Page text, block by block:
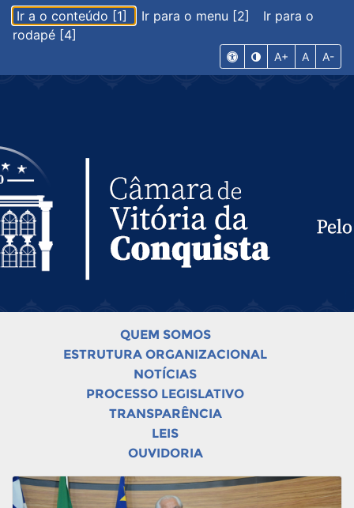
Ir a o conteúdo [1] Ir para o menu [2]
Ir para o
rodapé [4]
A+ A A-
QUEM SOMOS
ESTRUTURA ORGANIZACIONAL
NOTÍCIAS
PROCESSO LEGISLATIVO
TRANSPARÊNCIA
LEIS
OUVIDORIA